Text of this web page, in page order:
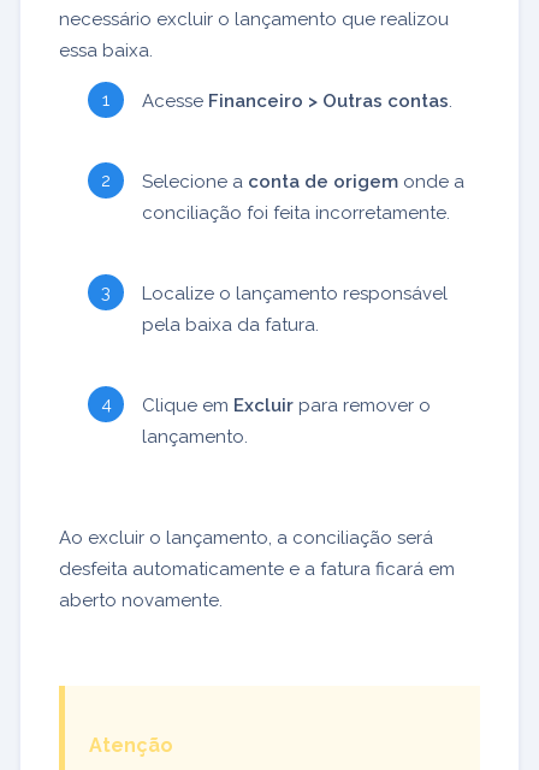
necessário excluir o lançamento que realizou
essa baixa.
Acesse Financeiro > Outras contas
Selecione a conta de origem onde a
conciliação foi feita incorretamente.
Localize o lançamento responsável
pela baixa da fatura.
Clique em Excluir para remover o
lançamento.
Ao excluir o lançamento, a conciliação será
desfeita automaticamente e a fatura ficará em
aberto novamente.
Atenção